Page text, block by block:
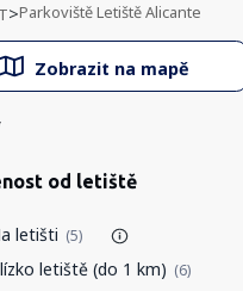
>Parkoviště Letiště Alicante
Zobrazit na mapě
od letiště
letišti (5)
letiště (do 1 km) (6)